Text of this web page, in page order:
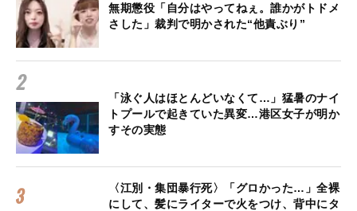
無期懲役「自分はやってねぇ。誰かがトドメ
さした」裁判で明かされた“他責ぶり”
「泳ぐ人はほとんどいなくて…」猛暑のナイ
トプールで起きていた異変…港区女子が明か
すその実態
〈江別・集団暴行死〉「グロかった…」全裸
にして、髪にライターで火をつけ、背中にタ